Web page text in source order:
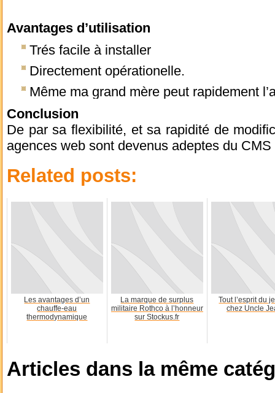
Avantages d’utilisation
Trés facile à installer
Directement opérationelle.
Même ma grand mère peut rapidement
Conclusion
De par sa flexibilité, et sa rapidité de
agences web sont devenus adeptes du
Related posts:
Les avantages d’un
chauffe-eau
thermodynamique
La marque de surplus
militaire Rothco à l’honneur
sur Stockus.fr
Tout l’esprit du
chez Uncle
Articles dans la même